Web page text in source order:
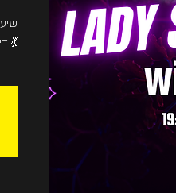
דיוק תנועה ונשיות והדרך הכי טובה שלכן להגיע להיות הרקדניות שחלמתן להיות 💃